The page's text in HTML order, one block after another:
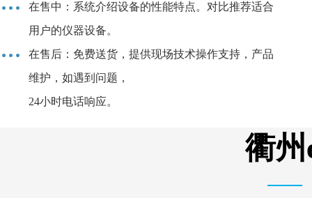
在售中：系统介绍设备的性能特点。对比推荐适合
用户的仪器设备。
在售后：免费送货，提供现场技术操作支持，产品
维护，如遇到问题，
24小时电话响应。
衢